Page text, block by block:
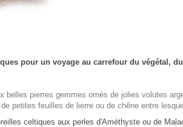
pour un voyage au carrefour du végétal,
belles pierres gemmes ornés de jolies volutes
petites feuilles de lierre ou de chêne entre
celtiques aux perles d'Améthyste ou de